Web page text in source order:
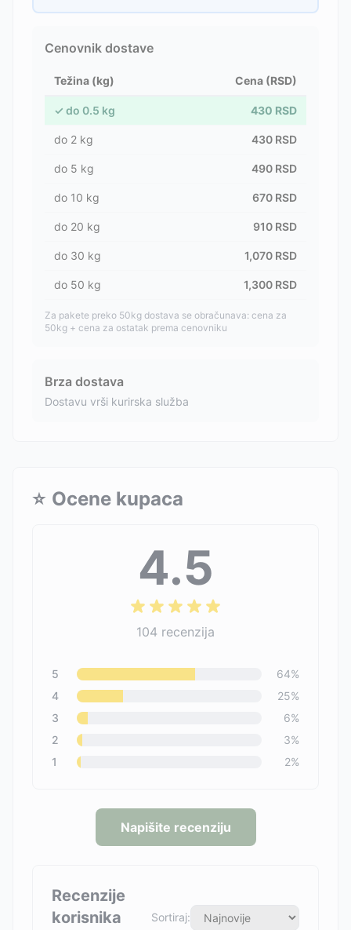
Cenovnik dostave
Težina (kg) Cena (RSD)
✓ do 0.5 kg 430 RSD
do 2 kg 430 RSD
do 5 kg 490 RSD
do 10 kg 670 RSD
do 20 kg 910 RSD
do 30 kg 1,070 RSD
do 50 kg 1,300 RSD
Za pakete preko 50kg dostava se obračunava: cena za
50kg + cena za ostatak prema cenovniku
Brza dostava
Dostavu vrši kurirska služba
⭐ Ocene kupaca
4.5
104 recenzija
5 64%
4
25%
3
6%
2
3%
1
2%
Napišite recenziju
Recenzije
korisnika
Sortiraj: